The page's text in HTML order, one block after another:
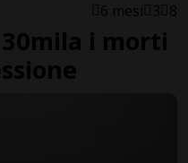
6 mesi 3 8
i morti